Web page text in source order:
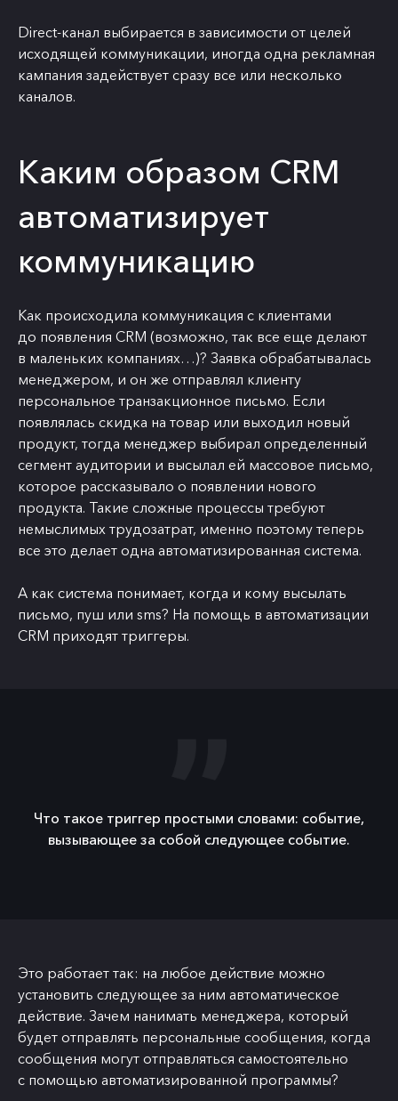
Direct-канал выбирается в зависимости от целей
исходящей коммуникации, иногда одна рекламная
кампания задействует сразу все или несколько
каналов.
Каким образом CRM
автоматизирует
коммуникацию
Как происходила коммуникация с клиентами
до появления CRM (возможно, так все еще делают
в маленьких компаниях…)? Заявка обрабатывалась
менеджером, и он же отправлял клиенту
персональное транзакционное письмо. Если
появлялась скидка на товар или выходил новый
продукт, тогда менеджер выбирал определенный
сегмент аудитории и высылал ей массовое письмо,
которое рассказывало о появлении нового
продукта. Такие сложные процессы требуют
немыслимых трудозатрат, именно поэтому теперь
все это делает одна автоматизированная система.
А как система понимает, когда и кому высылать
письмо, пуш или sms? На помощь в автоматизации
CRM приходят триггеры.
Что такое триггер простыми словами: событие,
вызывающее за собой следующее событие.
Это работает так: на любое действие можно
установить следующее за ним автоматическое
действие. Зачем нанимать менеджера, который
будет отправлять персональные сообщения, когда
сообщения могут отправляться самостоятельно
с помощью автоматизированной программы?